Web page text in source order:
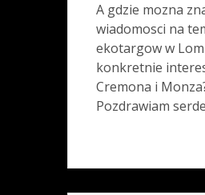
A gdzie mozna
wiadomosci na
ekotargow w
konkretnie
Cremona i
Pozdrawiam